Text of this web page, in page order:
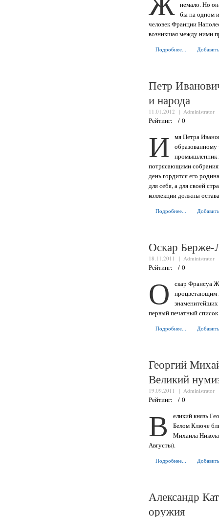
немало. Но
бы на одном
человек Франции
возникшая между ними
Подробнее...
Петр
и народа
11.01.2012 | Administrator
Рейтинг: / 0
И
мя Петра
образованному
промышленник
потрясающими
день гордится его
для себя, а для своей
коллекции должны
Подробнее...
Оскар Берже-
18.11.2011 | Administrator
Рейтинг: / 0
О
скар Франсуа
процветающим
первый печатный
Подробнее...
Георгий
Великий
19.09.2011 | Administrator
Рейтинг: / 0
В
еликий князь
Белом Ключе
Михаила
Августы).
Подробнее...
Александр
оружия